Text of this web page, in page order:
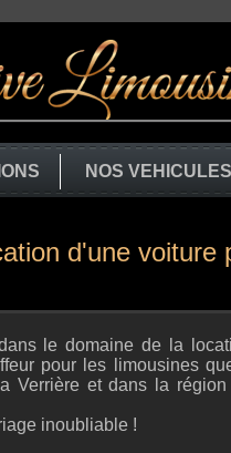
NOS VEHICULES
d'une voiture
le domaine de la
pour les limousines
Verrière et dans la
inoubliable !